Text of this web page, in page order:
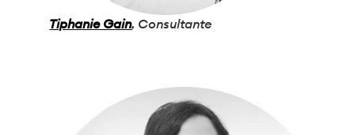
Tiphanie Gain, Consultante